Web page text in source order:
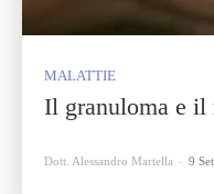
MALATTIE
Il granuloma e
Dott. Alessandro Martella - 9